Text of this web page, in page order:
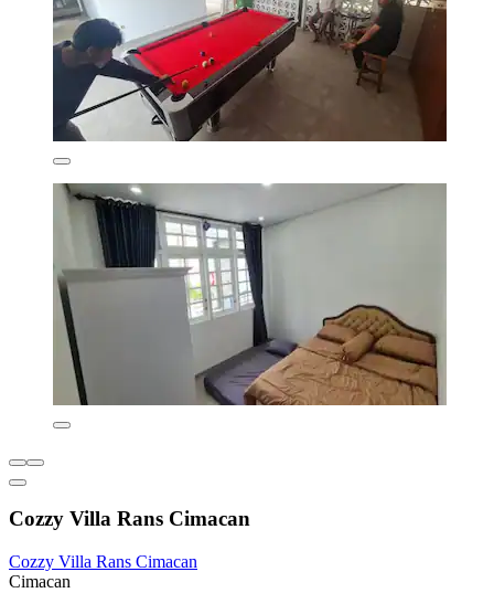
Cozzy Villa Rans Cimacan
Cozzy Villa Rans Cimacan
Cimacan